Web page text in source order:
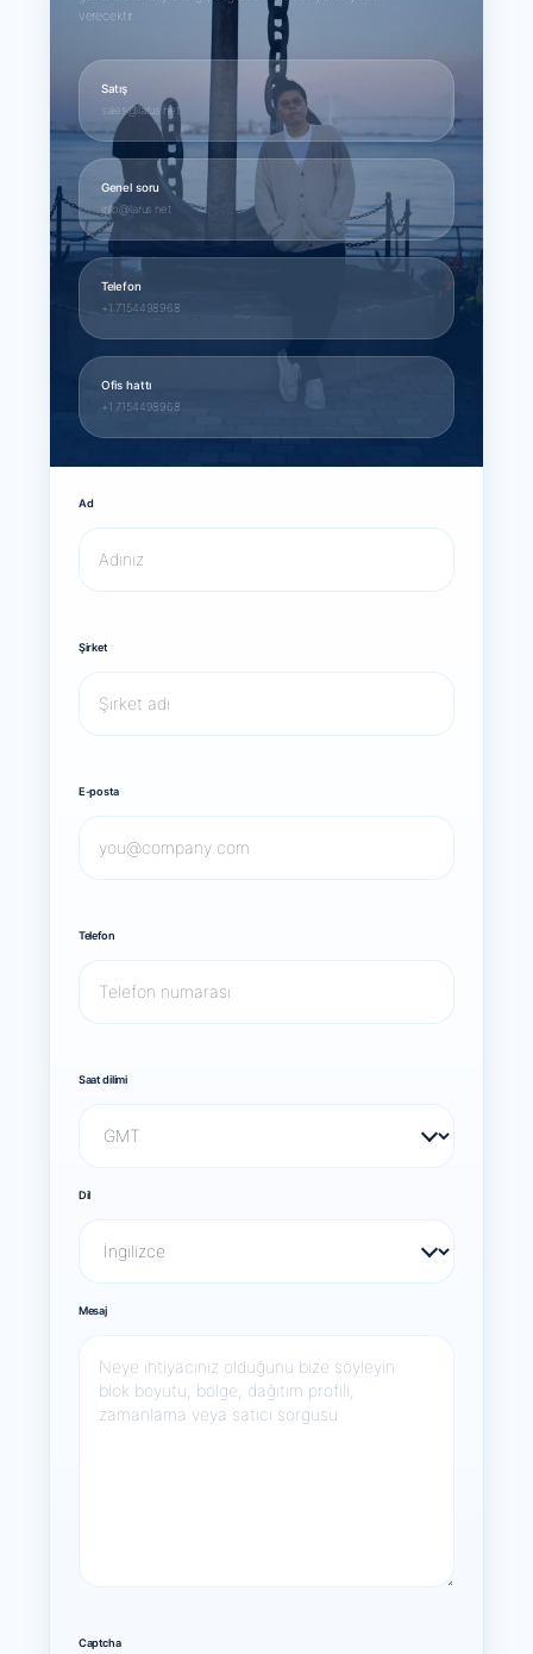
verecektir.
Satış
sales@larus.net
Genel soru
info@larus.net
Telefon
+1 7154498968
Ofis hattı
+1 7154498968
Ad
Şirket
E-posta
Telefon
Saat dilimi
Dil
Mesaj
Captcha